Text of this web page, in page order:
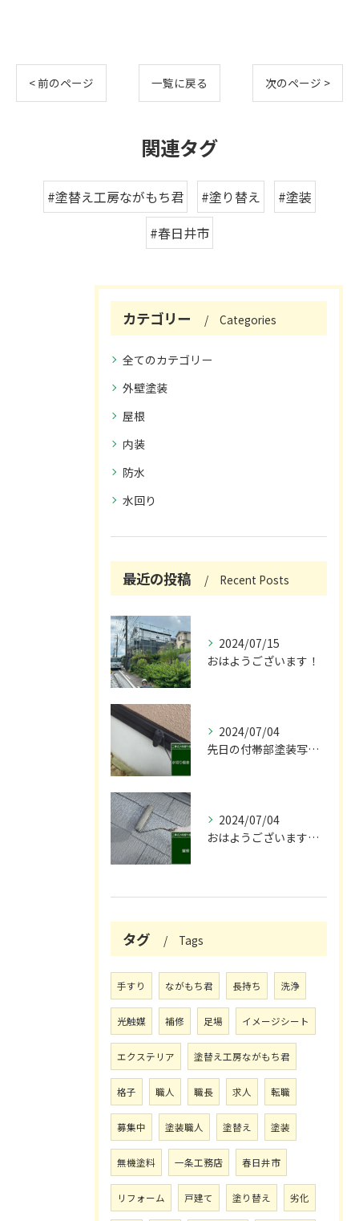
< 前のページ 一覧に戻る 次のページ >
関連タグ
#塗替え工房ながもち君 #塗り替え
#塗装
#春日井市
カテゴリー Categories
全てのカテゴリー
外壁塗装
屋根
内装
防水
水回り
最近の投稿 Recent Posts
2024/07/15
おはようございます！
2024/07/04
先日の付帯部塗装写真です！😌
2024/07/04
おはようございます🌞！
タグ Tags
手すり ながもち君 長持ち 洗浄
光触媒 補修 足場 イメージシート
エクステリア 塗替え工房ながもち君
格子 職人 職長 求人 転職
募集中 塗装職人 塗替え 塗装
無機塗料 一条工務店 春日井市
リフォーム 戸建て 塗り替え 劣化